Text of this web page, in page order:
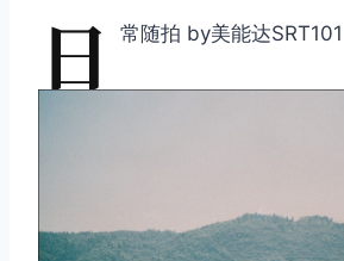
日 常随拍 by美能达SRT101